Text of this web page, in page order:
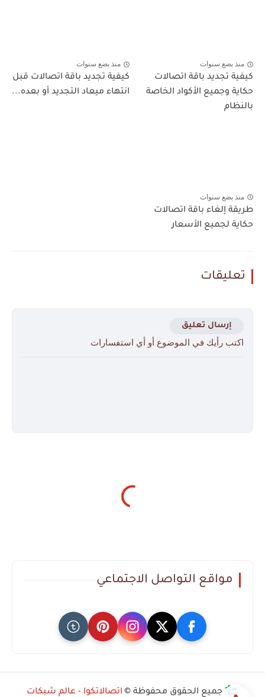
منذ بضع سنوات
كيفية تجديد باقة اتصالات
حكاية وجميع الأكواد الخاصة
بالنظام
منذ بضع سنوات
كيفية تجديد باقة اتصالات قبل
انتهاء ميعاد التجديد أو بعده...
منذ بضع سنوات
طريقة إلغاء باقة اتصالات
حكاية لجميع الأسعار
تعليقات
إرسال تعليق
اكتب رأيك في الموضوع أو أي استفسارات
مواقع التواصل الاجتماعي
جميع الحقوق محفوظة © اتصالاتكوا - عالم شبكات